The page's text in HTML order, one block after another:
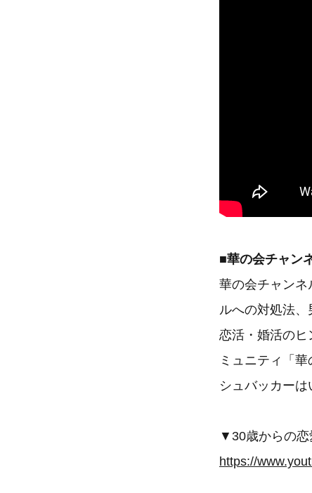
■華の会チャン
華の会チャンネ
ルへの対処法
恋活・婚活のヒ
ミュニティ「
シュバッカーは
▼30歳からの恋
https://